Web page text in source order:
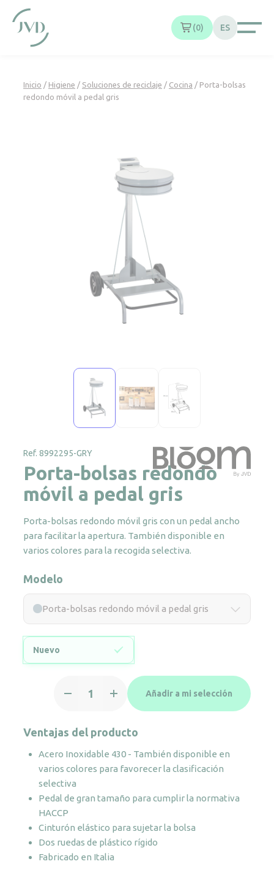
0 ES
Inicio / Higiene / Soluciones de reciclaje / Cocina / Porta-bolsas
redondo móvil a pedal gris
Ref. 8992295-GRY
Porta-bolsas redondo
móvil a pedal gris
Porta-bolsas redondo móvil gris con un pedal ancho
para facilitar la apertura. También disponible en
varios colores para la recogida selectiva.
Modelo
Porta-bolsas redondo móvil a pedal gris
Nuevo
bolsas
móvil
a
pedal
gris
cantidad
Añadir a mi selección
Ventajas del producto
Acero Inoxidable 430 - También disponible en
varios colores para favorecer la clasificación
selectiva
Pedal de gran tamaño para cumplir la normativa
HACCP
Cinturón elástico para sujetar la bolsa
Dos ruedas de plástico rígido
Fabricado en Italia
Panel de gestión de cookies